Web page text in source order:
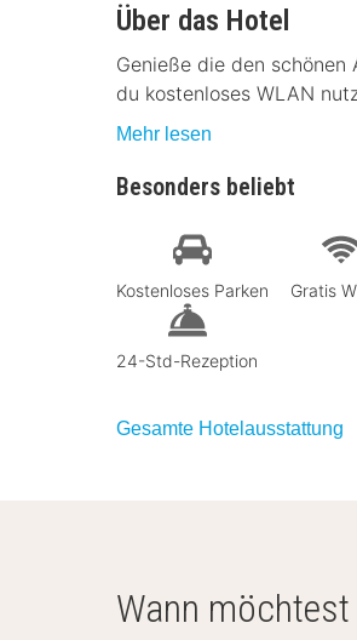
Über das Hotel
Genieße die den
du kostenloses WLAN
Mehr lesen
Besonders beliebt
Kostenloses Parken Gratis
24-Std-Rezeption
Gesamte Hotelausstattung
Wann